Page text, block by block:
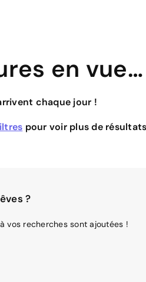
en vue…
chaque jour !
pour voir plus de
?
vos recherches sont ajoutées !